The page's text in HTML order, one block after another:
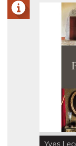
Yves
Yves
Beaufre
Fou de